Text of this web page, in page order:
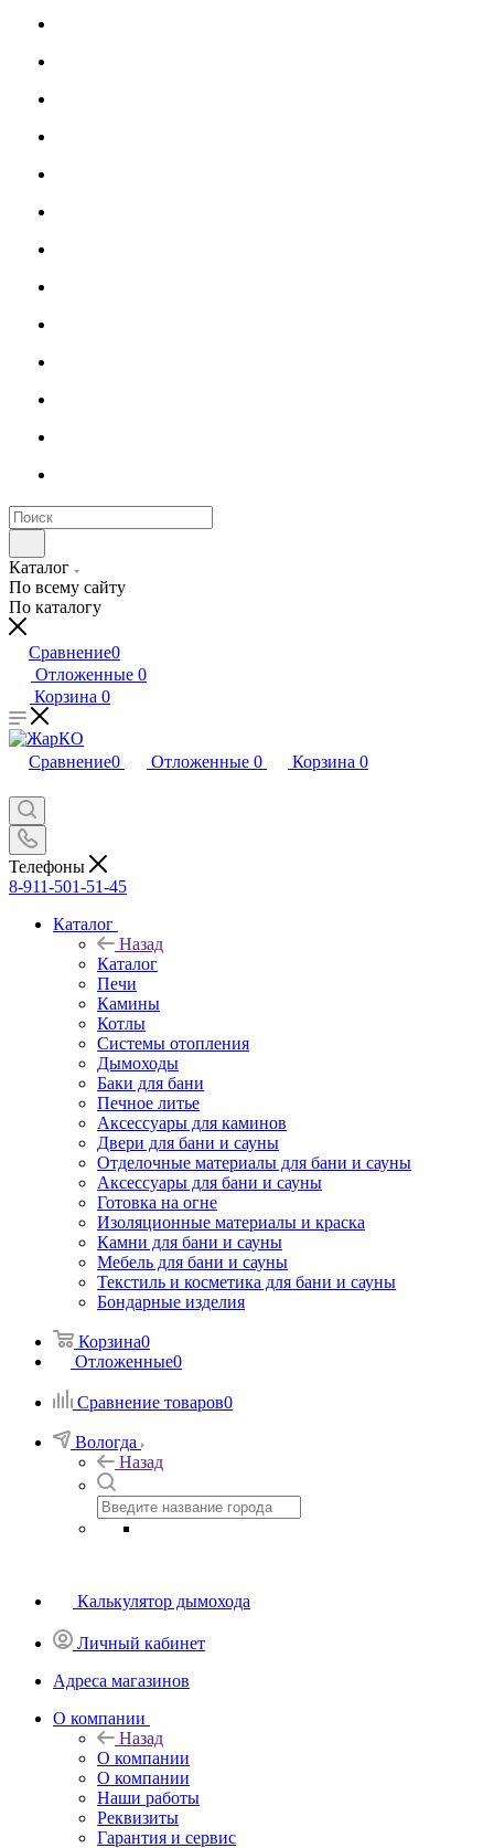
Каталог
По всему сайту
По каталогу
Сравнение0
Отложенные 0
Корзина 0
Сравнение0 Отложенные 0 Корзина 0
Телефоны
8-911-501-51-45
Каталог
Назад
Каталог
Печи
Камины
Котлы
Системы отопления
Дымоходы
Баки для бани
Печное литье
Аксессуары для каминов
Двери для бани и сауны
Отделочные материалы для бани и сауны
Аксессуары для бани и сауны
Готовка на огне
Изоляционные материалы и краска
Камни для бани и сауны
Мебель для бани и сауны
Текстиль и косметика для бани и сауны
Бондарные изделия
Корзина0
Отложенные0
Сравнение товаров0
Вологда
Назад
Калькулятор дымохода
Личный кабинет
Адреса магазинов
O компании
Назад
O компании
О компании
Наши работы
Реквизиты
Гарантия и сервис